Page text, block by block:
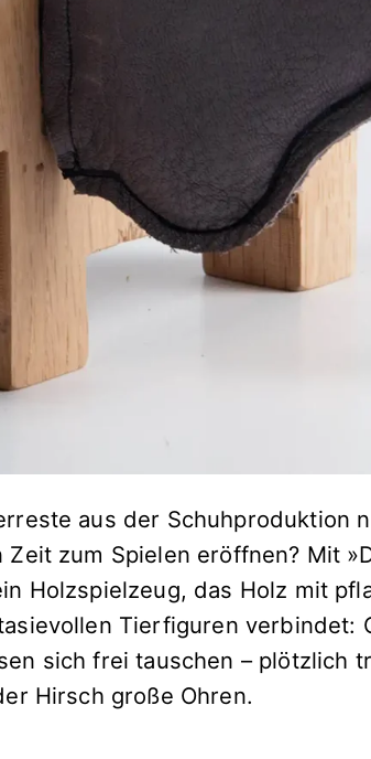
aus der Schuhproduktion
zum Spielen eröffnen? Mit
Holzspielzeug, das Holz mit
Tierfiguren verbindet:
sich frei tauschen – plötzlich
Hirsch große Ohren.